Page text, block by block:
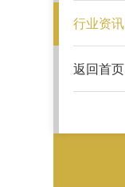
行业资讯
返回首页